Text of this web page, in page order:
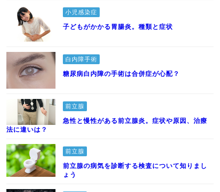
小児感染症
子どもがかかる胃腸炎。種類と症状
白内障手術
糖尿病白内障の手術は合併症が心配？
前立腺
急性と慢性がある前立腺炎。症状や原因、治療
法に違いは？
前立腺
前立腺の病気を診断する検査について知りまし
ょう